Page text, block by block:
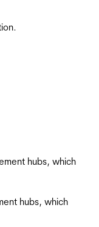
hubs, which
hubs, which